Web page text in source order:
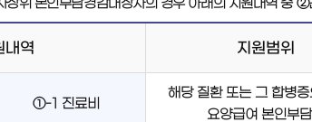
상위 본인부담경감대상자의 경우 아래의 지원내역 중
내역 지원범위
①-1 진료비
해당 질환 또는 그 합병
요양급여 본인부